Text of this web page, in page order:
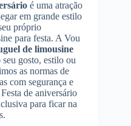
é uma atração
em grande estilo
próprio
para festa. A Vou
de limousine
gosto, estilo ou
as normas de
com segurança e
de aniversário
para ficar na